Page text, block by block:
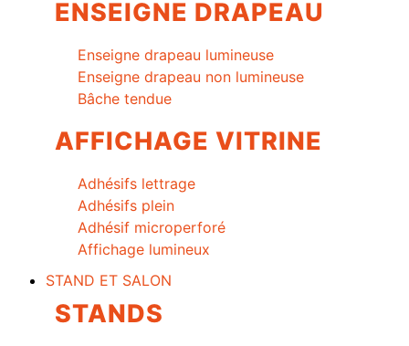
ENSEIGNE DRAPEAU
Enseigne drapeau lumineuse
Enseigne drapeau non lumineuse
Bâche tendue
AFFICHAGE VITRINE
Adhésifs lettrage
Adhésifs plein
Adhésif microperforé
Affichage lumineux
STAND ET SALON
STANDS